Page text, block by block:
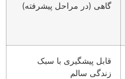
گاهی (در مراحل پیشرفته)
قابل پیشگیری با سبک
زندگی سالم